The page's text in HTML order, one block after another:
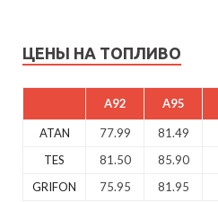
ЦЕНЫ НА ТОПЛИВО
A92 A95
ATAN 77.99 81.49
TES
81.50 85.90
GRIFON
75.95 81.95